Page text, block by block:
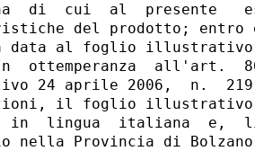
di  cui  al  presente
del prodotto;
data al foglio
ottemperanza  all'art.
24 aprile 2006,  n.
il foglio illustrativo
in  lingua  italiana  e,
nella Provincia di